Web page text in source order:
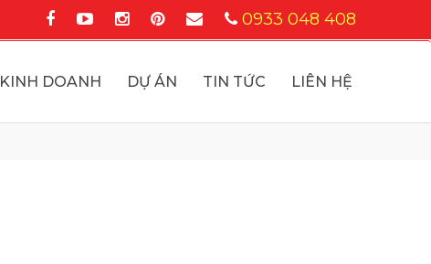
0933 048 408
KINH DOANH DỰ ÁN TIN TỨC LIÊN HỆ